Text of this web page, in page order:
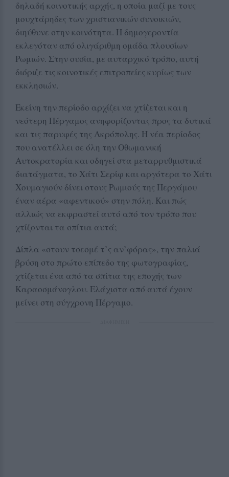
δηλαδή κοινοτικής αρχής, η οποία μαζί με τους
μουχτάρηδες των χριστιανικών συνοικιών,
διηύθυνε στην κοινότητα. Η δημογεροντία
εκλεγόταν από ολιγάριθμη ομάδα πλουσίων
Ρωμιών. Στην ουσία, με αυταρχικό τρόπο, αυτή
διόριζε τις κοινοτικές επιτροπείες κυρίως των
εκκλησιών.
Εκείνη την περίοδο αρχίζει να χτίζεται και η
νεότερη Πέργαμος ανηφορίζοντας προς τα δυτικά
και τις παρυφές της Ακρόπολης. Η νέα περίοδος
που ανατέλλει σε όλη την Οθωμανική
Αυτοκρατορία και οδηγεί στα μεταρρυθμιστικά
διατάγματα, το Χάτι Σερίφ και αργότερα το Χάτι
Χουμαγιούν δίνει στους Ρωμιούς της Περγάμου
έναν αέρα «αφεντικού» στην πόλη. Και πώς
αλλιώς να εκφραστεί αυτό από τον τρόπο που
χτίζονται τα σπίτια αυτά;
Δίπλα «στουν τσεσμέ τ’ς αν’φόρας», την παλιά
βρύση στο πρώτο επίπεδο της φωτογραφίας,
χτίζεται ένα από τα σπίτια της εποχής των
Καραοσμάνογλου. Ελάχιστα από αυτά έχουν
μείνει στη σύγχρονη Πέργαμο.